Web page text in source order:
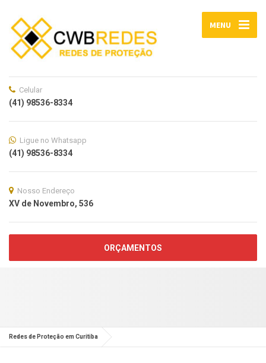
MENU
Celular
(41) 98536-8334
Ligue no Whatsapp
(41) 98536-8334
Nosso Endereço
XV de Novembro, 536
ORÇAMENTOS
Redes de Proteção em Curitiba